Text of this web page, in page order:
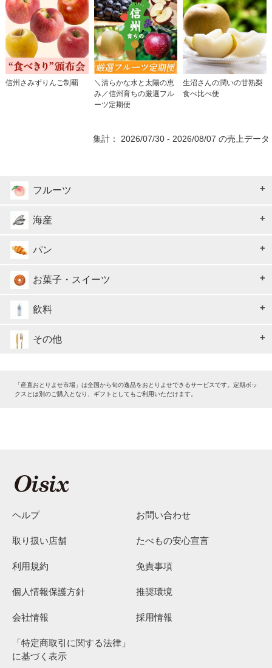
信州さみずりんご制覇
＼清らかな水と太陽の恵
み／信州育ちの厳選フル
ーツ定期便
生沼さんの潤いの甘熟梨
食べ比べ便
集計： 2026/07/30 - 2026/08/07 の売上データ
フルーツ
海産
パン
お菓子・スイーツ
飲料
その他
「産直おとりよせ市場」は全国から旬の逸品をおとりよせできるサービスです。定期ボッ
クスとは別のご購入となり、ギフトとしてもご利用いただけます。
ヘルプ お問い合わせ
取り扱い店舗 たべもの安心宣言
利用規約 免責事項
個人情報保護方針 推奨環境
会社情報 採用情報
「特定商取引に関する法律」
に基づく表示